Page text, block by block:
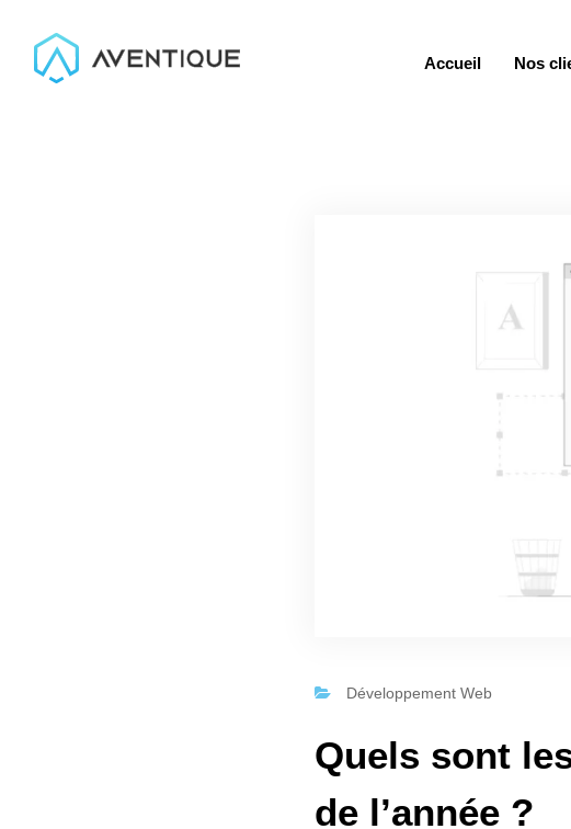
Accueil Nos
Développement Web
Quels sont
de l’année ?